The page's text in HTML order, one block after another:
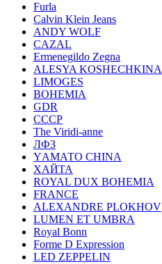
Furla
Calvin Klein Jeans
ANDY WOLF
CAZAL
Ermenegildo Zegna
ALESYA KOSHECHKINA
LIMOGES
BOHEMIA
GDR
СССР
The Viridi-anne
ЛФЗ
YАМАТО CHINA
ХАЙТА
ROYAL DUX BOHEMIA
FRANCE
ALEXANDRE PLOKHOV
LUMEN ET UMBRA
Royal Bonn
Forme D Expression
LED ZEPPELIN